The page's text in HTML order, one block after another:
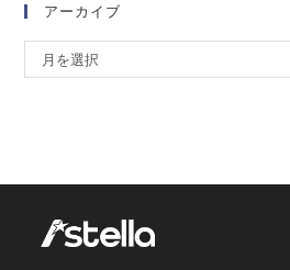
アーカイブ
月を選択